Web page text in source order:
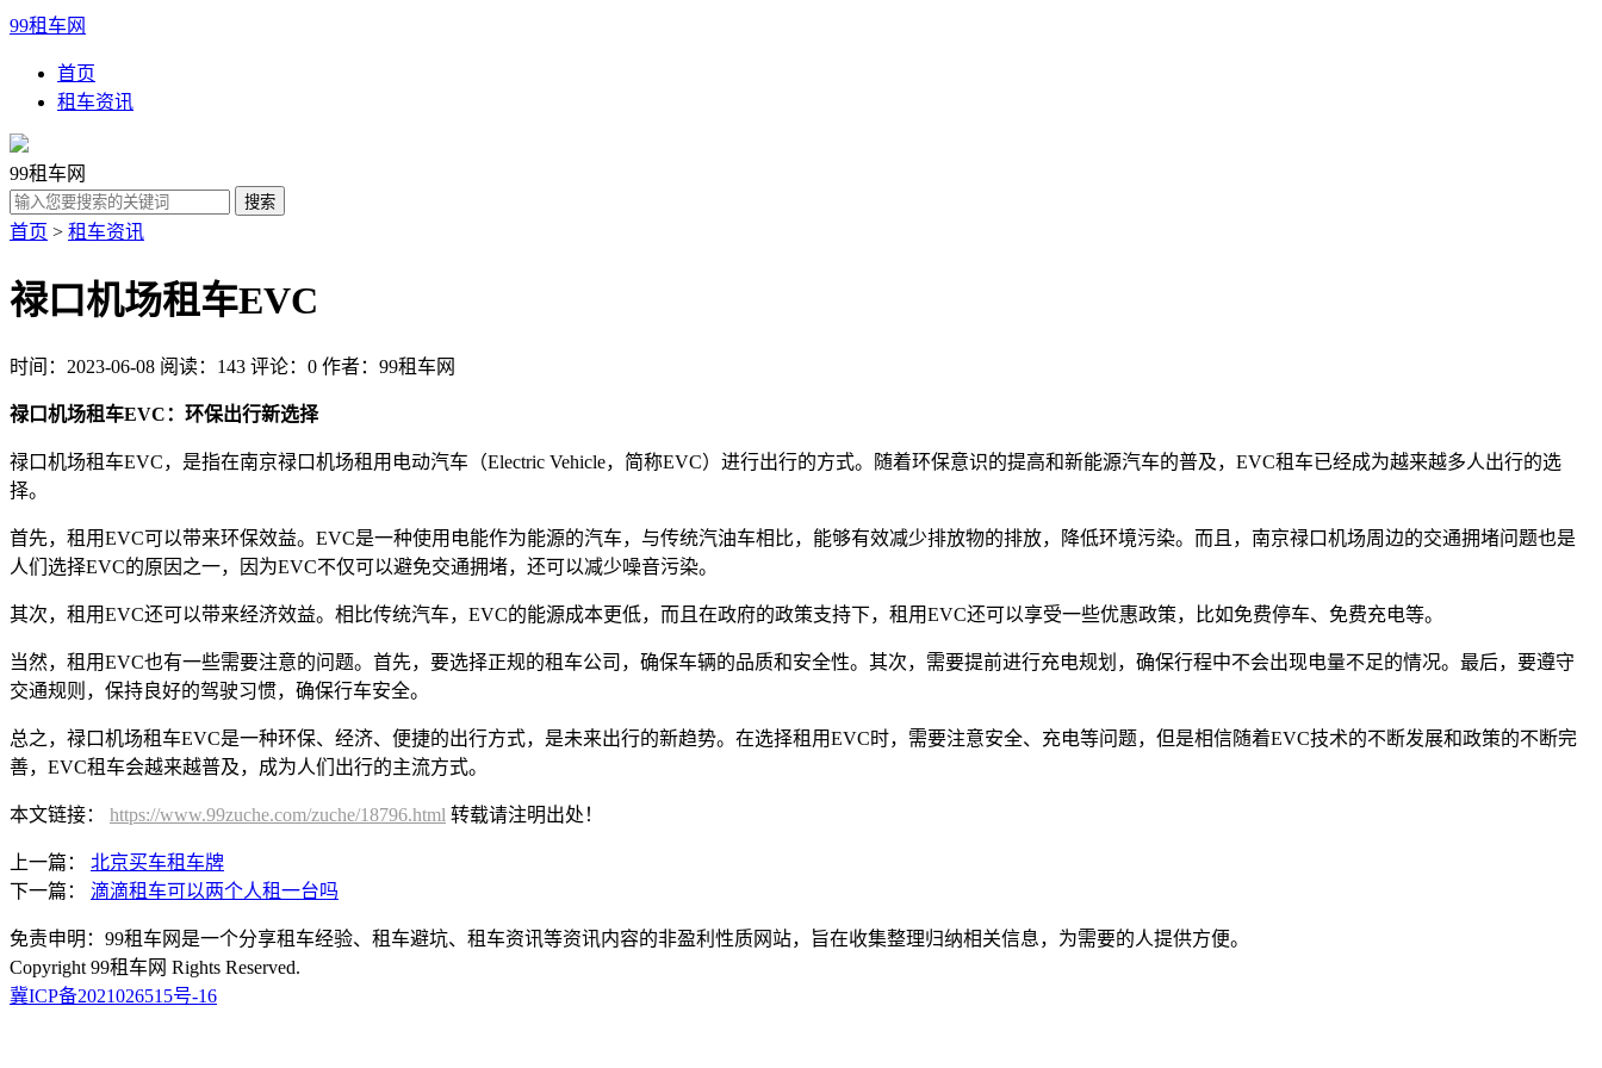
99租车网
首页
租车资讯
99租车网
首页 > 租车资讯
禄口机场租车EVC
时间：2023-06-08 阅读：143 评论：0 作者：99租车网
禄口机场租车EVC：环保出行新选择
禄口机场租车EVC，是指在南京禄口机场租用电动汽车（Electric Vehicle，简称EVC）进行出行的方式。随着环保意识的提高和新能源汽车的普及，EVC租车已经成为越来越多人出行的选
择。
首先，租用EVC可以带来环保效益。EVC是一种使用电能作为能源的汽车，与传统汽油车相比，能够有效减少排放物的排放，降低环境污染。而且，南京禄口机场周边的交通拥堵问题也是
人们选择EVC的原因之一，因为EVC不仅可以避免交通拥堵，还可以减少噪音污染。
其次，租用EVC还可以带来经济效益。相比传统汽车，EVC的能源成本更低，而且在政府的政策支持下，租用EVC还可以享受一些优惠政策，比如免费停车、免费充电等。
当然，租用EVC也有一些需要注意的问题。首先，要选择正规的租车公司，确保车辆的品质和安全性。其次，需要提前进行充电规划，确保行程中不会出现电量不足的情况。最后，要遵守
交通规则，保持良好的驾驶习惯，确保行车安全。
总之，禄口机场租车EVC是一种环保、经济、便捷的出行方式，是未来出行的新趋势。在选择租用EVC时，需要注意安全、充电等问题，但是相信随着EVC技术的不断发展和政策的不断完
善，EVC租车会越来越普及，成为人们出行的主流方式。
本文链接： https://www.99zuche.com/zuche/18796.html 转载请注明出处！
上一篇： 北京买车租车牌
下一篇： 滴滴租车可以两个人租一台吗
免责申明：99租车网是一个分享租车经验、租车避坑、租车资讯等资讯内容的非盈利性质网站，旨在收集整理归纳相关信息，为需要的人提供方便。
Copyright 99租车网 Rights Reserved.
冀ICP备2021026515号-16